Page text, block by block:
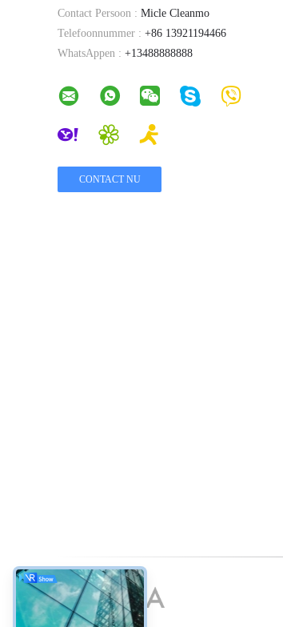
Contact Persoon : Micle Cleanmo
Telefoonnummer : +86 13921194466
WhatsAppen : +13488888888